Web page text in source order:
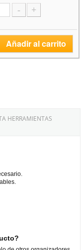
- +
Añadir al carrito
HERRAMIENTAS